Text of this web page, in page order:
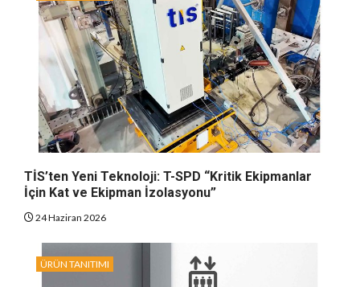
TİS’ten Yeni Teknoloji: T-SPD “Kritik Ekipmanlar
İçin Kat ve Ekipman İzolasyonu”
24 Haziran 2026
ÜRÜN TANITIMI